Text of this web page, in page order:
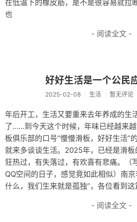
轻语
在低温下的橡皮筋，是不是很容易就拉
也
- 阅读全文 -
好好生活是一个公民
2025-02-08 生活 暂无评论
年后开工，生活又要重来去年养成的生
了……到今天这个时候，年味已经越来
板俱乐部的口号“慢慢滑板，好好生活”
就来多谈谈生活。2025年，已经是滑
狂热过，有失落过，有欢喜有悲痛。（
QQ空间的日子，感觉竟如此相似）南
什么，我们生来就是孤独”，各位看到
- 阅读全文 -